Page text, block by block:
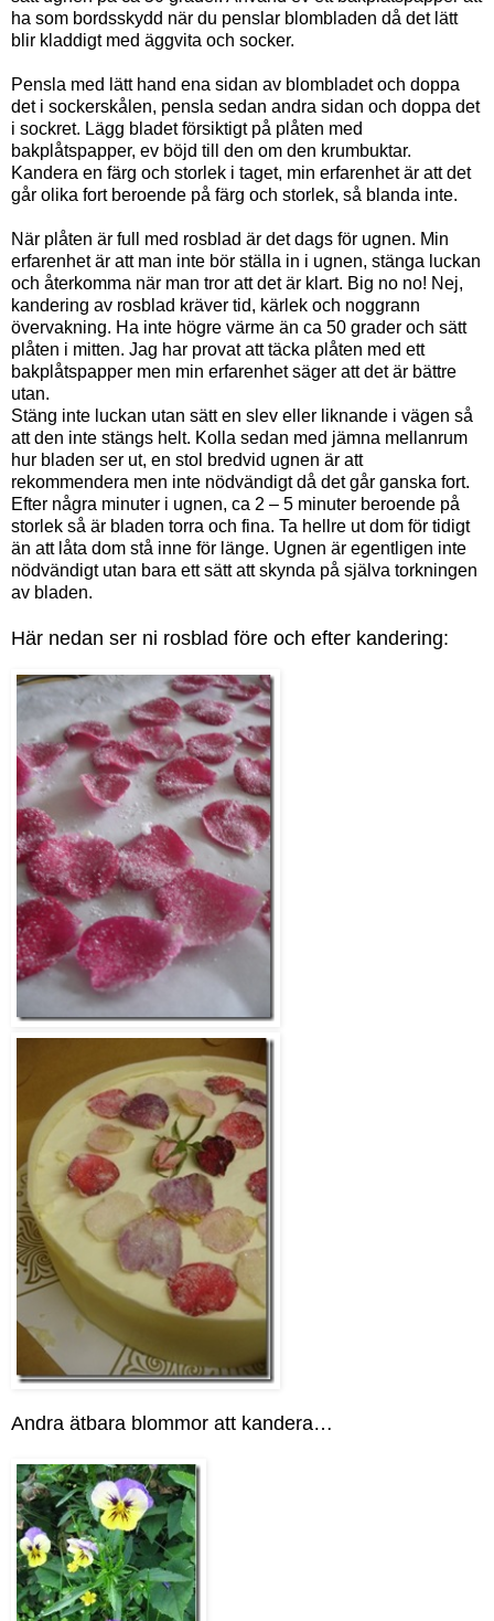
ha som bordsskydd när du penslar blombladen då det lätt
blir kladdigt med äggvita och socker.
Pensla med lätt hand ena sidan av blombladet och doppa
det i sockerskålen, pensla sedan andra sidan och doppa det
i sockret. Lägg bladet försiktigt på plåten med
bakplåtspapper, ev böjd till den om den krumbuktar.
Kandera en färg och storlek i taget, min erfarenhet är att det
går olika fort beroende på färg och storlek, så blanda inte.
När plåten är full med rosblad är det dags för ugnen. Min
erfarenhet är att man inte bör ställa in i ugnen, stänga luckan
och återkomma när man tror att det är klart. Big no no! Nej,
kandering av rosblad kräver tid, kärlek och noggrann
övervakning. Ha inte högre värme än ca 50 grader och sätt
plåten i mitten. Jag har provat att täcka plåten med ett
bakplåtspapper men min erfarenhet säger att det är bättre
utan.
Stäng inte luckan utan sätt en slev eller liknande i vägen så
att den inte stängs helt. Kolla sedan med jämna mellanrum
hur bladen ser ut, en stol bredvid ugnen är att
rekommendera men inte nödvändigt då det går ganska fort.
Efter några minuter i ugnen, ca 2 – 5 minuter beroende på
storlek så är bladen torra och fina. Ta hellre ut dom för tidigt
än att låta dom stå inne för länge. Ugnen är egentligen inte
nödvändigt utan bara ett sätt att skynda på själva torkningen
av bladen.
Här nedan ser ni rosblad före och efter kandering:
Andra ätbara blommor att kandera…